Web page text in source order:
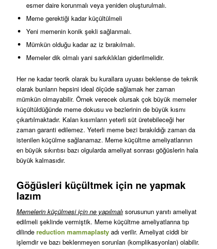
esmer daire korunmalı veya yeniden oluşturulmalı.
Meme gerektiği kadar küçültülmeli
Yeni memenin konik şekli sağlanmalı.
Mümkün olduğu kadar az iz bırakılmalı.
Memeler dik olmalı yani sarkıklıkları giderilmelidir.
Her ne kadar teorik olarak bu kurallara uyuası beklense de teknik
olarak bunların hepsini ideal ölçüde sağlamak her zaman
mümkün olmayabilir. Örnek verecek olursak çok büyük memeler
küçültüldüğünde meme dokusu ve bezlerinin de büyük kısmı
çıkartılmaktadır. Kalan kısımların yeterli süt üretebileceği her
zaman garanti edilemez. Yeterli meme bezi bırakıldığı zaman da
istenilen küçülme sağlanamaz. Meme küçültme ameliyatlarının
en büyük sıkıntısı bazı olgularda ameliyat sonrası göğüslerin hala
büyük kalmasıdır.
Göğüsleri küçültmek için ne yapmak
lazım
Memelerin küçülmesi için ne yapılmalısorusunun yanıtı ameliyat
edilmeli şeklinde vermiştik. Meme küçültme ameliyatlarına tıp
dilinde reduction mammaplastyadı verilir. Ameliyat ciddi bir
işlemdir ve bazı beklenmeyen sorunları (komplikasyonları) olabilir.